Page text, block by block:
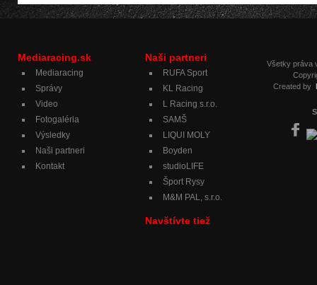
Mediaracing.sk
Mediaracing
Správy
Video
Fotogaléria
Výsledky
Naši partneri
Kontakt
Všetky práva
Created by
Naši partneri
RUFA Sport
KL Racing
L Racing s.r.o.
SAMŠ
LIQUI MOLY
Boyden
studioLIFE
Šport Rysy
M&M PAL, s.r.o.
Navštívte tiež